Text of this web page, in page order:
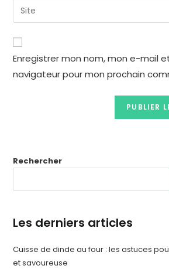
Enregistrer mon nom, mon e-mail
navigateur pour mon prochain
Rechercher
Les derniers articles
Cuisse de dinde au four : les astuces
et savoureuse